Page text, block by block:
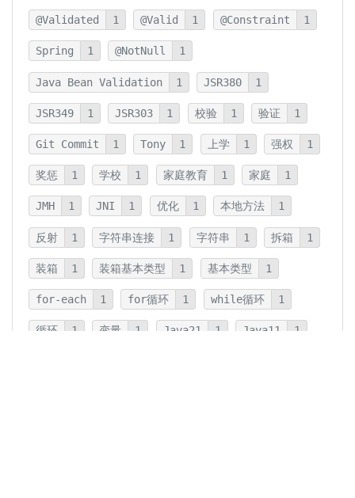
@Validated 1 @Valid 1 @Constraint 1
Spring 1 @NotNull 1
Java Bean Validation 1 JSR380 1
JSR349 1 JSR303 1 校验 1 验证 1
Git Commit 1 Tony 1 上学 1 强权 1
奖惩 1 学校 1 家庭教育 1 家庭 1
JMH 1 JNI 1 优化 1 本地方法 1
反射 1 字符串连接 1 字符串 1 拆箱 1
装箱 1 装箱基本类型 1 基本类型 1
for-each 1 for循环 1 while循环 1
循环 1 变量 1 Java21 1 Java11 1